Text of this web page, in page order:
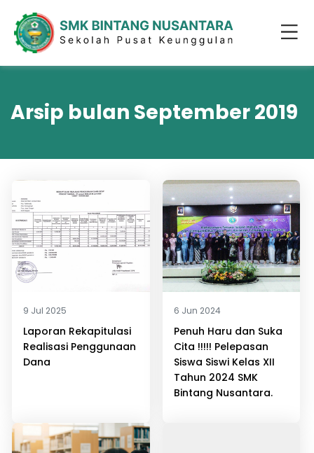
Arsip bulan September 2019
9 Jul 2025
Laporan Rekapitulasi
Realisasi Penggunaan
Dana
6 Jun 2024
Penuh Haru dan Suka
Cita !!!!! Pelepasan
Siswa Siswi Kelas XII
Tahun 2024 SMK
Bintang Nusantara.